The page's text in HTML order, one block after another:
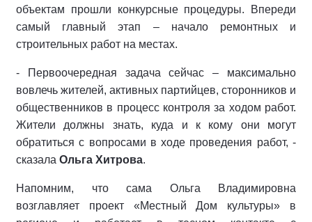
объектам прошли конкурсные процедуры. Впереди
самый главный этап – начало ремонтных и
строительных работ на местах.
- Первоочередная задача сейчас – максимально
вовлечь жителей, активных партийцев, сторонников и
общественников в процесс контроля за ходом работ.
Жители должны знать, куда и к кому они могут
обратиться с вопросами в ходе проведения работ, -
сказала Ольга Хитрова.
Напомним, что сама Ольга Владимировна
возглавляет проект «Местный Дом культуры» в